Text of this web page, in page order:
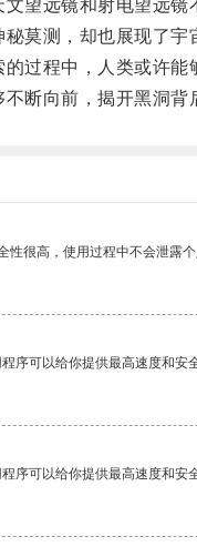
远镜和射电望远镜
测，却也展现了宇
程中，人类或许能
向前，揭开黑洞背
性很高，使用过程中不会泄露个
序可以给你提供最高速度和安
序可以给你提供最高速度和安